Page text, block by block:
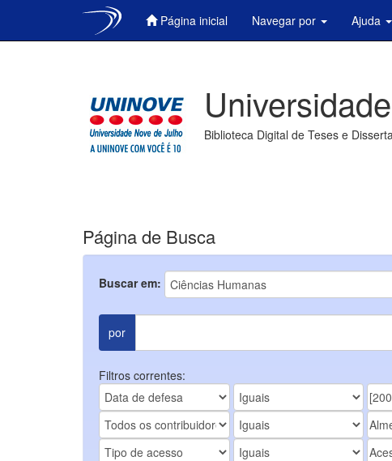
Página inicial Navegar por Ajuda
Biblioteca Digital de Teses e
Página de Busca
Buscar em:
por
Filtros correntes: